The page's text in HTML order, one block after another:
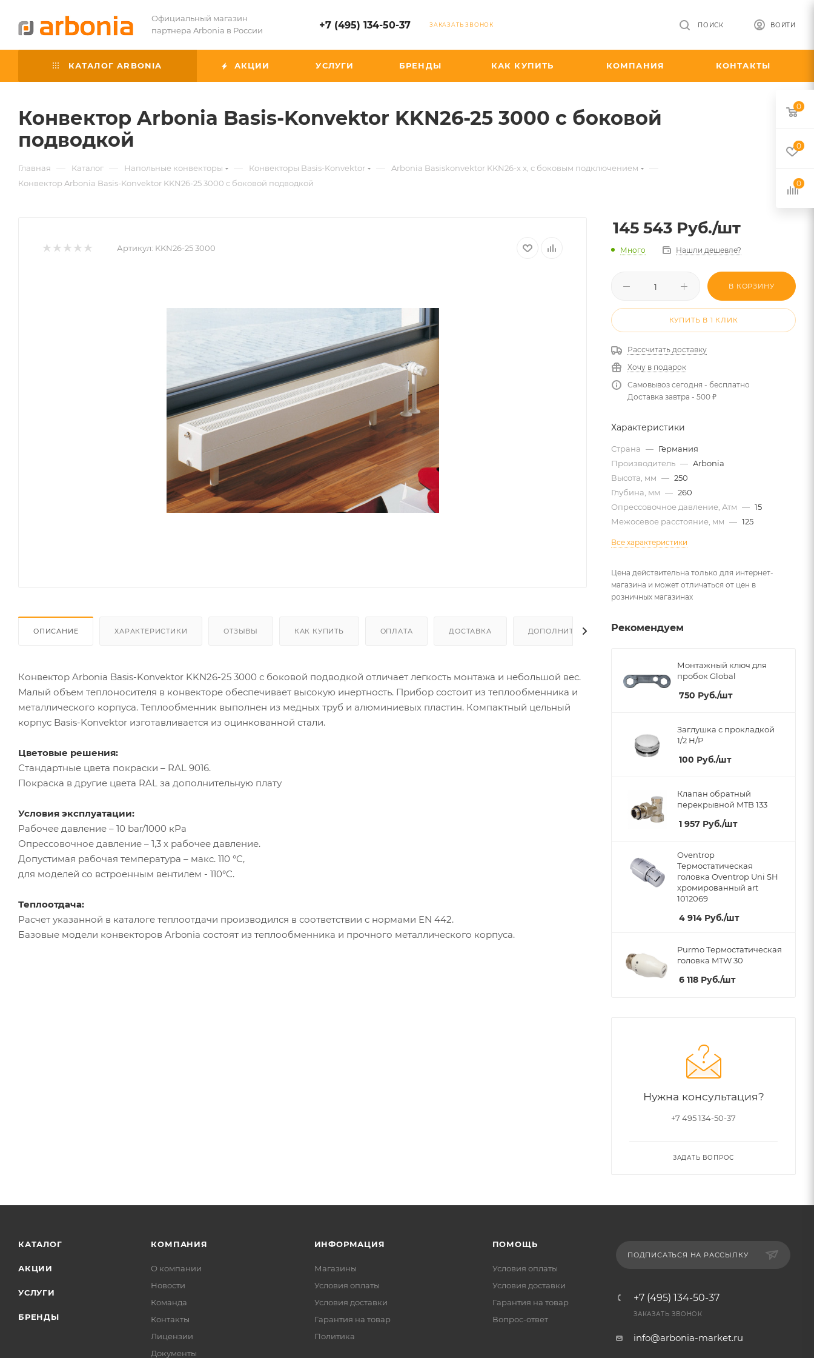
Официальный магазин
партнера Arbonia в России
+7 (495) 134-50-37 ЗАКАЗАТЬ ЗВОНОК ВОЙТИ
ПОИСК
КАТАЛОГ ARBONIA АКЦИИ УСЛУГИ БРЕНДЫ КАК КУПИТЬ КОМПАНИЯ КОНТАКТЫ
Конвектор Arbonia Basis-Konvektor KKN26-25 3000 с боковой
подводкой
Главная — Каталог — Напольные конвекторы — Конвекторы Basis-Konvektor — Arbonia Basiskonvektor KKN26-х x, с боковым подключением —
Конвектор Arbonia Basis-Konvektor KKN26-25 3000 с боковой подводкой
Артикул: KKN26-25 3000
ОПИСАНИЕ ХАРАКТЕРИСТИКИ ОТЗЫВЫ КАК КУПИТЬ ОПЛАТА ДОСТАВКА ДОПОЛНИТЕЛЬНО
Конвектор Arbonia Basis-Konvektor KKN26-25 3000 с боковой подводкой отличает легкость монтажа и небольшой вес.
Малый объем теплоносителя в конвекторе обеспечивает высокую инертность. Прибор состоит из теплообменника и
металлического корпуса. Теплообменник выполнен из медных труб и алюминиевых пластин. Компактный цельный
корпус Basis-Konvektor изготавливается из оцинкованной стали.
Цветовые решения:
Стандартные цвета покраски – RAL 9016.
Покраска в другие цвета RAL за дополнительную плату
Условия эксплуатации:
Рабочее давление – 10 bar/1000 кРа
Опрессовочное давление – 1,3 х рабочее давление.
Допустимая рабочая температура – макс. 110 °C,
для моделей со встроенным вентилем - 110°C.
Теплоотдача:
Расчет указанной в каталоге теплоотдачи производился в соответствии с нормами EN 442.
Базовые модели конвекторов Arbonia состоят из теплообменника и прочного металлического корпуса.
145 543 Руб./шт
Много Нашли дешевле?
В КОРЗИНУ
КУПИТЬ В 1 КЛИК
Рассчитать доставку
Хочу в подарок
Самовывоз сегодня - бесплатно
Доставка завтра - 500 ₽
Характеристики
Страна — Германия
Производитель — Arbonia
Высота, мм — 250
Глубина, мм — 260
Опрессовочное давление, Атм — 15
Межосевое расстояние, мм — 125
Все характеристики
Цена действительна только для интернет-
магазина и может отличаться от цен в
розничных магазинах
Рекомендуем
Монтажный ключ для
пробок Global
750 Руб./шт
Заглушка с прокладкой
1/2 Н/Р
100 Руб./шт
Клапан обратный
перекрывной MTB 133
1 957 Руб./шт
Oventrop
Термостатическая
головка Oventrop Uni SH
хромированный art
1012069
4 914 Руб./шт
Purmo Термостатическая
головка MTW 30
6 118 Руб./шт
Нужна консультация?
+7 495 134-50-37
ЗАДАТЬ ВОПРОС
КАТАЛОГ
АКЦИИ
УСЛУГИ
БРЕНДЫ
КОМПАНИЯ
О компании
Новости
Команда
Контакты
Лицензии
Документы
ИНФОРМАЦИЯ
Магазины
Условия оплаты
Условия доставки
Гарантия на товар
Политика
ПОМОЩЬ
Условия оплаты
Условия доставки
Гарантия на товар
Вопрос-ответ
ПОДПИСАТЬСЯ НА РАССЫЛКУ
+7 (495) 134-50-37
ЗАКАЗАТЬ ЗВОНОК
info@arbonia-market.ru
0
0
0